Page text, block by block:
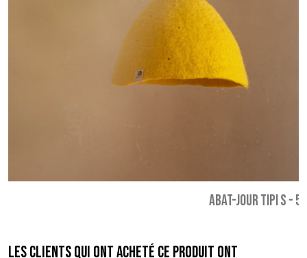
ABAT-JOUR TIPI S-
Les clients qui ont acheté ce produit ont